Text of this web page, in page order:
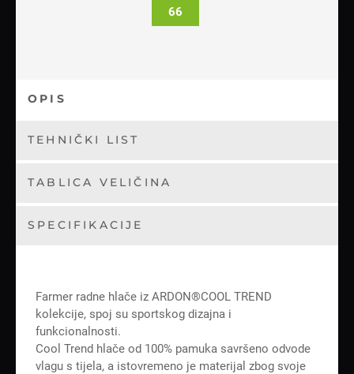
66
OPIS
TEHNIČKI LIST
TABLICA VELIČINA
SPECIFIKACIJE
Farmer radne hlače iz ARDON®COOL TREND
kolekcije, spoj su sportskog dizajna i
funkcionalnosti.
Cool Trend hlače od 100% pamuka savršeno odvode
vlagu s tijela, a istovremeno je materijal zbog svoje